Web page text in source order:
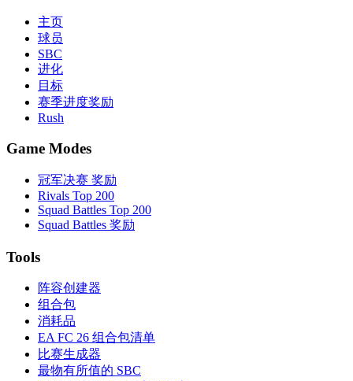
主页
球员
SBC
进化
目标
赛季进度奖励
Rush
Game Modes
冠军决赛 奖励
Rivals Top 200
Squad Battles Top 200
Squad Battles 奖励
Tools
阵容创建器
组合包
消耗品
EA FC 26 组合包清单
比赛生成器
最物有所值的 SBC